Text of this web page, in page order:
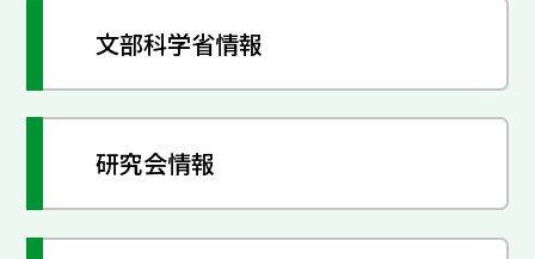
文部科学省情報
研究会情報